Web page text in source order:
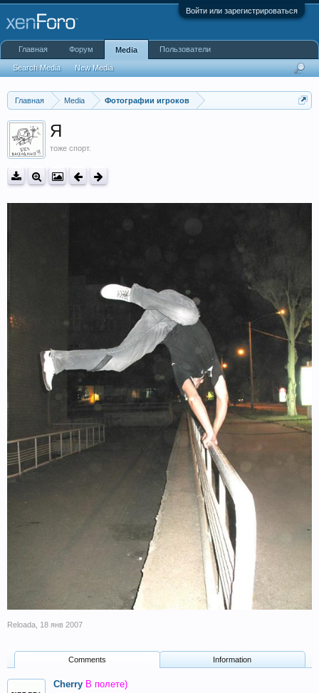
Войти или зарегистрироваться
Главная Media Фотографии игроков
Я
тоже спорт.
Reloada 18 янв 2007
Comments Information
Cherry В полете)
Главная Форум Media
Search Media New Media
Пользователи